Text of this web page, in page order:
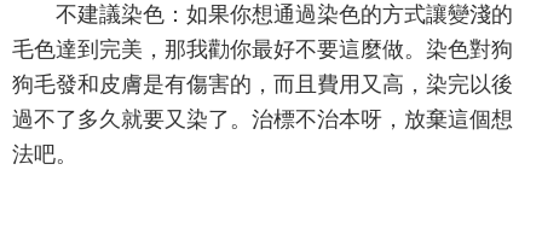
不建議染色：如果你想通過染色的方式讓變淺的
毛色達到完美，那我勸你最好不要這麼做。染色對狗
狗毛發和皮膚是有傷害的，而且費用又高，染完以後
過不了多久就要又染了。治標不治本呀，放棄這個想
法吧。